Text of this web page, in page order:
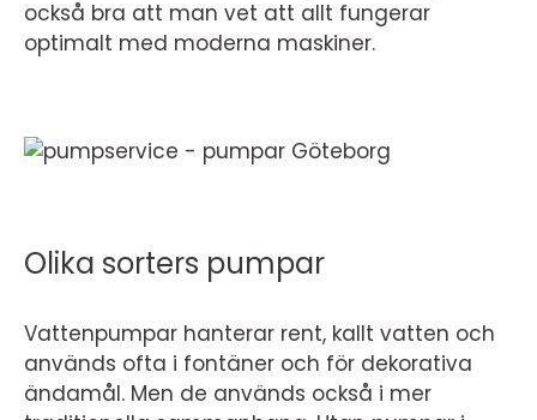
också bra att man vet att allt fungerar
optimalt med moderna maskiner.
Olika sorters pumpar
Vattenpumpar hanterar rent, kallt vatten och
används ofta i fontäner och för dekorativa
ändamål. Men de används också i mer